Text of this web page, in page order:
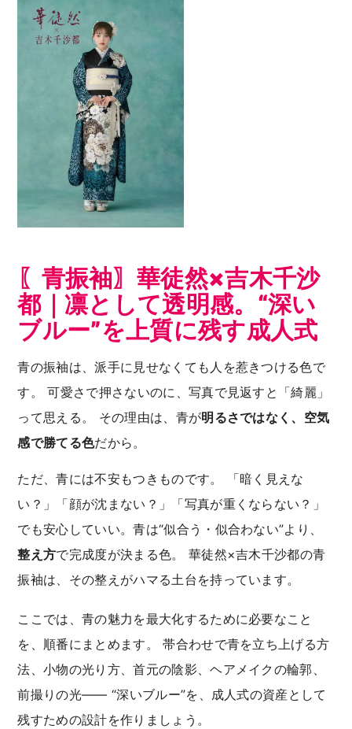
〖青振袖〗華徒然×吉木千沙
都｜凛として透明感。“深い
ブルー”を上質に残す成人式
青の振袖は、派手に見せなくても人を惹きつける色で
す。 可愛さで押さないのに、写真で見返すと「綺麗」
って思える。 その理由は、青が明るさではなく、空気
感で勝てる色だから。
ただ、青には不安もつきものです。 「暗く見えな
い？」「顔が沈まない？」「写真が重くならない？」
でも安心していい。青は“似合う・似合わない”より、
整え方で完成度が決まる色。 華徒然×吉木千沙都の青
振袖は、その整えがハマる土台を持っています。
ここでは、青の魅力を最大化するために必要なこと
を、順番にまとめます。 帯合わせで青を立ち上げる方
法、小物の光り方、首元の陰影、ヘアメイクの輪郭、
前撮りの光―― “深いブルー”を、成人式の資産として
残すための設計を作りましょう。